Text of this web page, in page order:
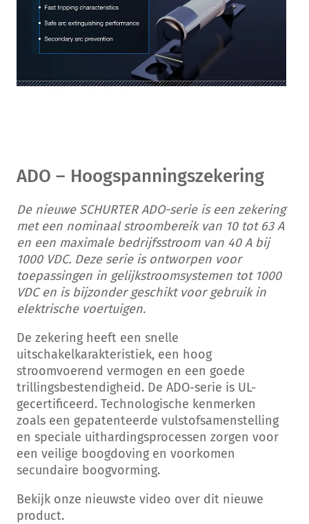
ADO – Hoogspanningszekering
De nieuwe SCHURTER ADO-serie is een zekering
met een nominaal stroombereik van 10 tot 63 A
en een maximale bedrijfsstroom van 40 A bij
1000 VDC. Deze serie is ontworpen voor
toepassingen in gelijkstroomsystemen tot 1000
VDC en is bijzonder geschikt voor gebruik in
elektrische voertuigen.
De zekering heeft een snelle
uitschakelkarakteristiek, een hoog
stroomvoerend vermogen en een goede
trillingsbestendigheid. De ADO-serie is UL-
gecertificeerd. Technologische kenmerken
zoals een gepatenteerde vulstofsamenstelling
en speciale uithardingsprocessen zorgen voor
een veilige boogdoving en voorkomen
secundaire boogvorming.
Bekijk onze nieuwste video over dit nieuwe
product.